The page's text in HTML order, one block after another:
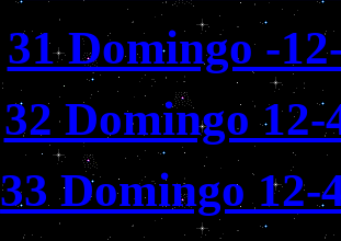
31 Domingo -
32 Domingo
33 Domingo 12-